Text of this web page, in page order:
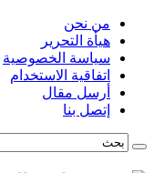
من نحن
هيأة التحرير
سياسة الخصوصية
اتفاقية الاستخدام
أرسل مقال
إتصل بنا